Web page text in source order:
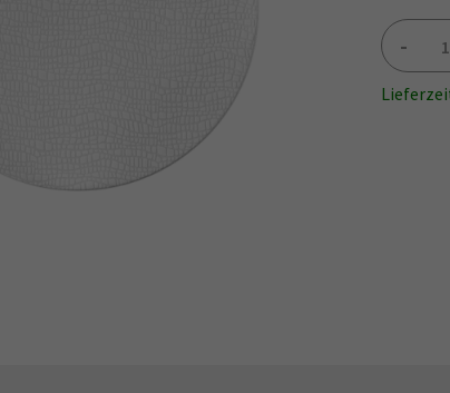
-